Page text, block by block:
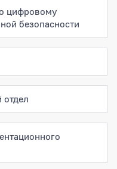
цифровому
безопасности